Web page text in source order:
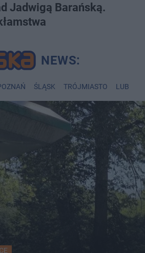
Jadwigą Barańską.
ŚLĄSK TRÓJMIASTO LUBLIN